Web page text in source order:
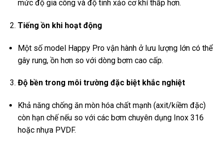
mức độ gia công và độ tinh xảo cơ khí thấp hơn.
Tiếng ồn khi hoạt động
Một số model Happy Pro vận hành ở lưu lượng lớn có thể
gây rung, ồn hơn so với dòng bơm cao cấp.
Độ bền trong môi trường đặc biệt khắc nghiệt
Khả năng chống ăn mòn hóa chất mạnh (axit/kiềm đặc)
còn hạn chế nếu so với các bơm chuyên dụng Inox 316
hoặc nhựa PVDF.